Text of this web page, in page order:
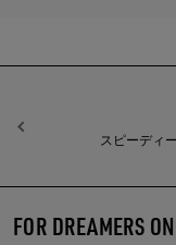
スピーディ
前へ
FOR DREAMERS